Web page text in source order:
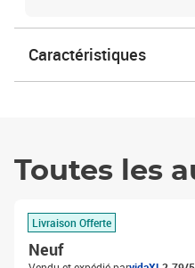
Caractéristiques
Toutes les
Livraison Offerte
Neuf